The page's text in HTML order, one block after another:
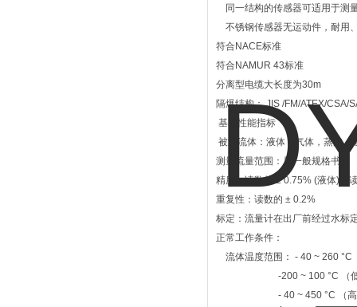
同一结构的传感器可适用于测
不锈钢传感器无运动件，耐用
符合NACE标准
符合NAMUR 43标准
分离型电缆大长度为30m
隔爆结构： JIS /FM/ATEX/CSA/
基本性能指标
被测流体：液体，气体，蒸汽
测量流量范围：见一般规格书
精度：读数的 ± 0.75% (液体)、
重复性：读数的 ± 0.2%
标定：流量计在出厂前经过水标
正常工作条件：
流体温度范围： - 40 ~ 260 °C
-200 ~ 100 °C （低温
- 40 ~ 450 °C （高温